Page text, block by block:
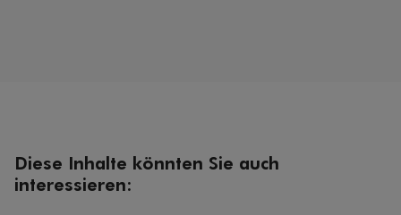
Diese Inhalte könnten Sie auch
interessieren: